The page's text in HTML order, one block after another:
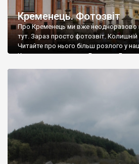
Кременець. Фотозвіт
Про Кременець ми вже неодноразово
тут. Зараз просто фотозвіт. Колишній
Читайте про нього більш розлого у
Кременецького замку. Будинок
церква. Заснована у 1538 році.